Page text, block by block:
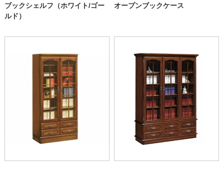
ブックシェルフ（ホワイト/ゴー
ルド）
オープンブックケース